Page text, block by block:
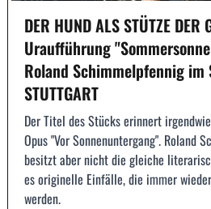
DER HUND ALS STÜTZE DER
Uraufführung
Roland Schimmelpfennig im
STUTTGART
Der Titel des Stücks erinnert
Opus "Vor Sonnenuntergang". Roland
besitzt aber nicht die gleiche
es originelle Einfälle, die immer
werden.